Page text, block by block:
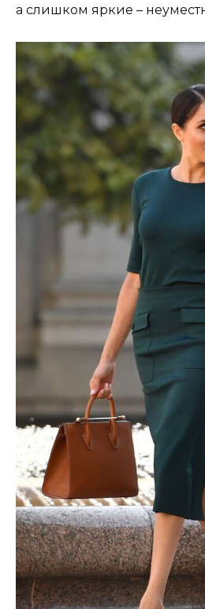
а слишком яркие –